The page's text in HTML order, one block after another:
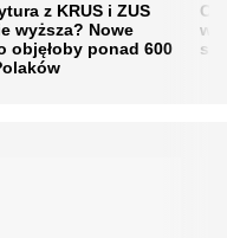
z KRUS i ZUS
wyższa? Nowe
objęłoby ponad 600
w